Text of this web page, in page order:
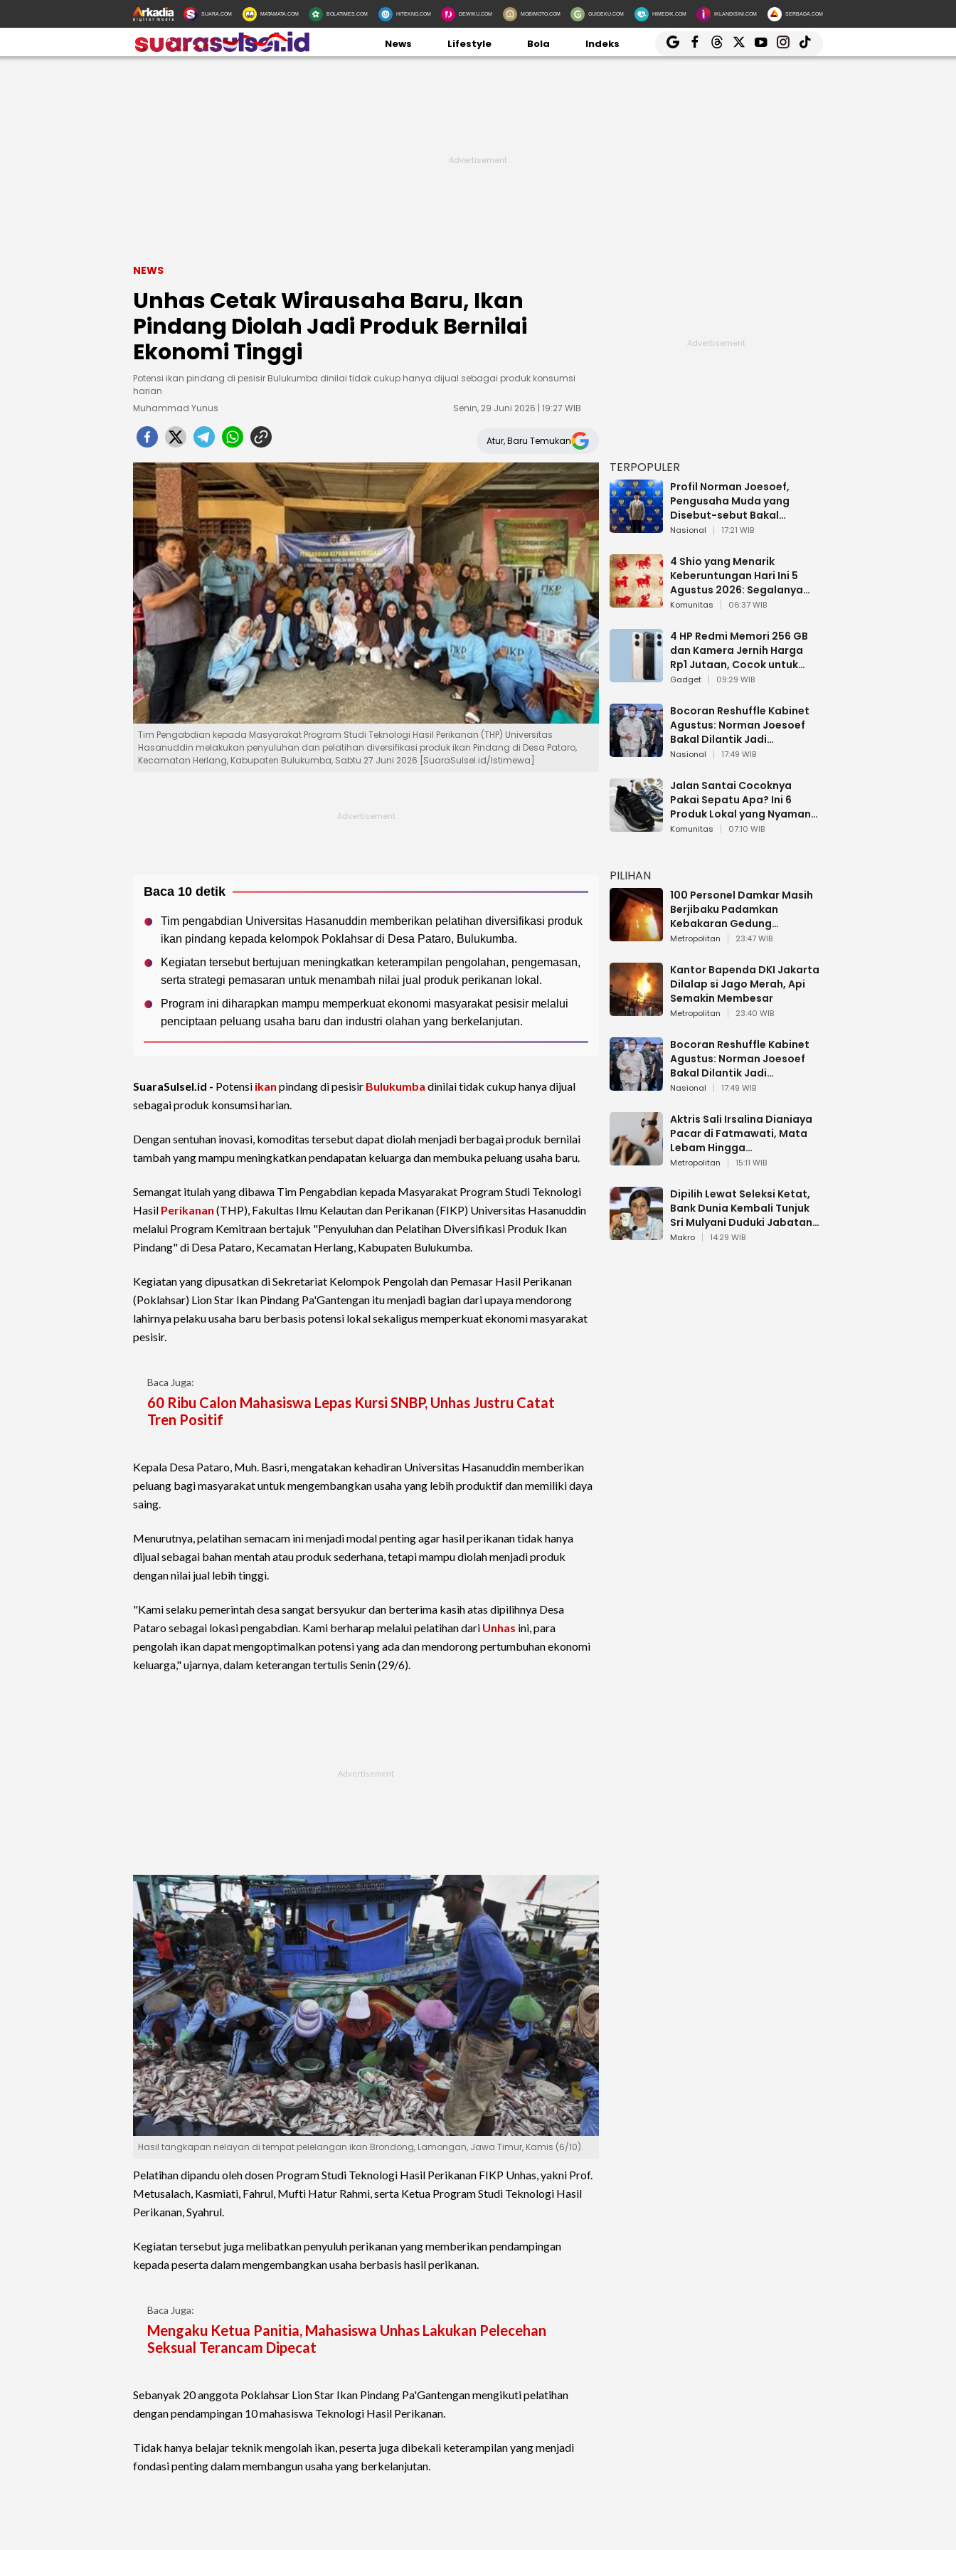
SUARA.COM MATAMATA.COM BOLATIMES.COM HITEKNO.COM DEWIKU.COM MOBIMOTO.COM GUIDEKU.COM HIMEDIK.COM IKLANDISINI.COM SERBADA.COM
News Lifestyle Bola Indeks
NEWS
Unhas Cetak Wirausaha Baru, Ikan
Pindang Diolah Jadi Produk Bernilai
Ekonomi Tinggi
Potensi ikan pindang di pesisir Bulukumba dinilai tidak cukup hanya dijual sebagai produk konsumsi
harian
Muhammad Yunus
Senin, 29 Juni 2026 | 19:27 WIB
Atur, Baru Temukan
Tim Pengabdian kepada Masyarakat Program Studi Teknologi Hasil Perikanan (THP) Universitas
Hasanuddin melakukan penyuluhan dan pelatihan diversifikasi produk ikan Pindang di Desa Pataro,
Kecamatan Herlang, Kabupaten Bulukumba, Sabtu 27 Juni 2026 [SuaraSulsel.id/Istimewa]
Baca 10 detik
Tim pengabdian Universitas Hasanuddin memberikan pelatihan diversifikasi produk
ikan pindang kepada kelompok Poklahsar di Desa Pataro, Bulukumba.
Kegiatan tersebut bertujuan meningkatkan keterampilan pengolahan, pengemasan,
serta strategi pemasaran untuk menambah nilai jual produk perikanan lokal.
Program ini diharapkan mampu memperkuat ekonomi masyarakat pesisir melalui
penciptaan peluang usaha baru dan industri olahan yang berkelanjutan.
SuaraSulsel.id - Potensi ikan pindang di pesisir Bulukumba dinilai tidak cukup hanya dijual
sebagai produk konsumsi harian.
Dengan sentuhan inovasi, komoditas tersebut dapat diolah menjadi berbagai produk bernilai
tambah yang mampu meningkatkan pendapatan keluarga dan membuka peluang usaha baru.
Semangat itulah yang dibawa Tim Pengabdian kepada Masyarakat Program Studi Teknologi
Hasil Perikanan (THP), Fakultas Ilmu Kelautan dan Perikanan (FIKP) Universitas Hasanuddin
melalui Program Kemitraan bertajuk "Penyuluhan dan Pelatihan Diversifikasi Produk Ikan
Pindang" di Desa Pataro, Kecamatan Herlang, Kabupaten Bulukumba.
Kegiatan yang dipusatkan di Sekretariat Kelompok Pengolah dan Pemasar Hasil Perikanan
(Poklahsar) Lion Star Ikan Pindang Pa'Gantengan itu menjadi bagian dari upaya mendorong
lahirnya pelaku usaha baru berbasis potensi lokal sekaligus memperkuat ekonomi masyarakat
pesisir.
Baca Juga:
60 Ribu Calon Mahasiswa Lepas Kursi SNBP, Unhas Justru Catat
Tren Positif
Kepala Desa Pataro, Muh. Basri, mengatakan kehadiran Universitas Hasanuddin memberikan
peluang bagi masyarakat untuk mengembangkan usaha yang lebih produktif dan memiliki daya
saing.
Menurutnya, pelatihan semacam ini menjadi modal penting agar hasil perikanan tidak hanya
dijual sebagai bahan mentah atau produk sederhana, tetapi mampu diolah menjadi produk
dengan nilai jual lebih tinggi.
"Kami selaku pemerintah desa sangat bersyukur dan berterima kasih atas dipilihnya Desa
Pataro sebagai lokasi pengabdian. Kami berharap melalui pelatihan dari Unhas ini, para
pengolah ikan dapat mengoptimalkan potensi yang ada dan mendorong pertumbuhan ekonomi
keluarga," ujarnya, dalam keterangan tertulis Senin (29/6).
Hasil tangkapan nelayan di tempat pelelangan ikan Brondong, Lamongan, Jawa Timur, Kamis (6/10).
Pelatihan dipandu oleh dosen Program Studi Teknologi Hasil Perikanan FIKP Unhas, yakni Prof.
Metusalach, Kasmiati, Fahrul, Mufti Hatur Rahmi, serta Ketua Program Studi Teknologi Hasil
Perikanan, Syahrul.
Kegiatan tersebut juga melibatkan penyuluh perikanan yang memberikan pendampingan
kepada peserta dalam mengembangkan usaha berbasis hasil perikanan.
Baca Juga:
Mengaku Ketua Panitia, Mahasiswa Unhas Lakukan Pelecehan
Seksual Terancam Dipecat
Sebanyak 20 anggota Poklahsar Lion Star Ikan Pindang Pa'Gantengan mengikuti pelatihan
dengan pendampingan 10 mahasiswa Teknologi Hasil Perikanan.
Tidak hanya belajar teknik mengolah ikan, peserta juga dibekali keterampilan yang menjadi
fondasi penting dalam membangun usaha yang berkelanjutan.
TERPOPULER
Profil Norman Joesoef,
Pengusaha Muda yang
Disebut-sebut Bakal
Dilantik Jadi Wamenhan RI
Nasional 17:21 WIB
4 Shio yang Menarik
Keberuntungan Hari Ini 5
Agustus 2026: Segalanya
Berjalan Lancar
Komunitas 06:37 WIB
4 HP Redmi Memori 256 GB
dan Kamera Jernih Harga
Rp1 Jutaan, Cocok untuk
Multitasking
Gadget 09:29 WIB
Bocoran Reshuffle Kabinet
Agustus: Norman Joesoef
Bakal Dilantik Jadi
Wamenhan RI
Nasional 17:49 WIB
Jalan Santai Cocoknya
Pakai Sepatu Apa? Ini 6
Produk Lokal yang Nyaman
Buat 17 Agustusan
Komunitas 07:10 WIB
PILIHAN
100 Personel Damkar Masih
Berjibaku Padamkan
Kebakaran Gedung
Bapenda DKI
Metropolitan 23:47 WIB
Kantor Bapenda DKI Jakarta
Dilalap si Jago Merah, Api
Semakin Membesar
Metropolitan 23:40 WIB
Bocoran Reshuffle Kabinet
Agustus: Norman Joesoef
Bakal Dilantik Jadi
Wamenhan RI
Nasional 17:49 WIB
Aktris Sali Irsalina Dianiaya
Pacar di Fatmawati, Mata
Lebam Hingga
Diselamatkan Polantas
Metropolitan 15:11 WIB
Dipilih Lewat Seleksi Ketat,
Bank Dunia Kembali Tunjuk
Sri Mulyani Duduki Jabatan
Strategis
Makro 14:29 WIB